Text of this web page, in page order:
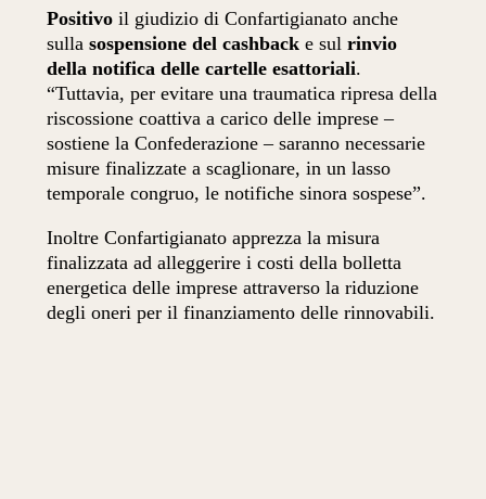
Positivo il giudizio di Confartigianato anche
sullasospensione del cashback e sulrinvio
della notifica delle cartelle esattoriali.
“Tuttavia, per evitare una traumatica ripresa della
riscossione coattiva a carico delle imprese –
sostiene la Confederazione – saranno necessarie
misure finalizzate a scaglionare, in un lasso
temporale congruo, le notifiche sinora sospese”.
Inoltre Confartigianato apprezza la misura
finalizzata ad alleggerire i costi della bolletta
energetica delle imprese attraverso la riduzione
degli oneri per il finanziamento delle rinnovabili.